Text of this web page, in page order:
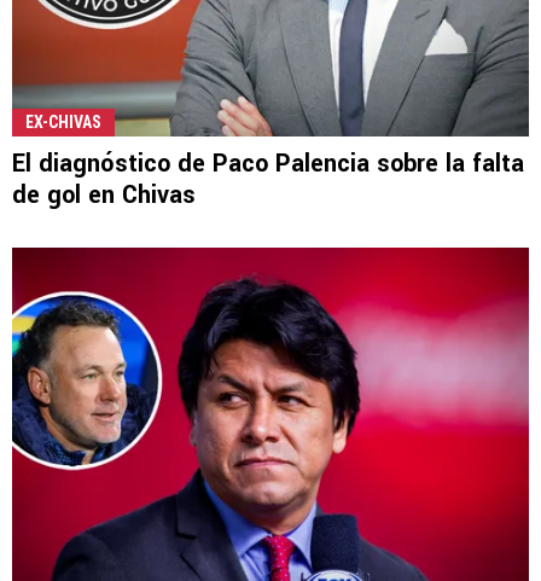
EX-CHIVAS
El diagnóstico de Paco Palencia sobre la falta
de gol en Chivas